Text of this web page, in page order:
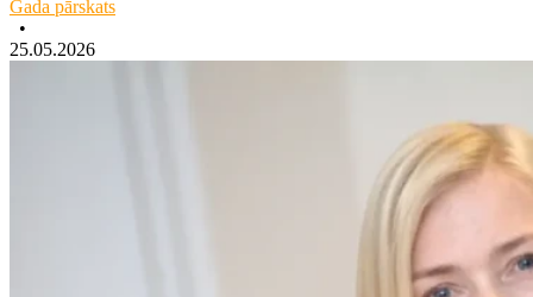
Gada pārskats
•
25.05.2026